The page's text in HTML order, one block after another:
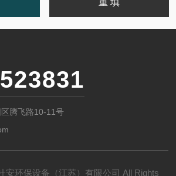
腾飞路10-11号
安环保设备（江苏）有限公司 All Rights